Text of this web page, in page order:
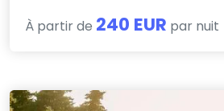
À partir de 240 EUR par nuit